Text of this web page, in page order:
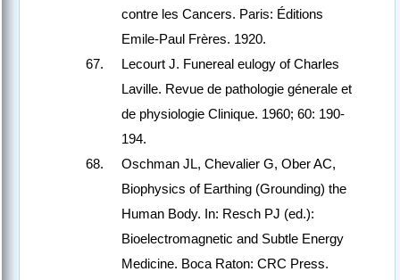
contre les Cancers. Paris: Éditions
Emile-Paul Frères. 1920.
Lecourt J. Funereal eulogy of Charles
Laville. Revue de pathologie génerale et
de physiologie Clinique. 1960; 60: 190-
194.
Oschman JL, Chevalier G, Ober AC,
Biophysics of Earthing (Grounding) the
Human Body. In: Resch PJ (ed.):
Bioelectromagnetic and Subtle Energy
Medicine. Boca Raton: CRC Press.